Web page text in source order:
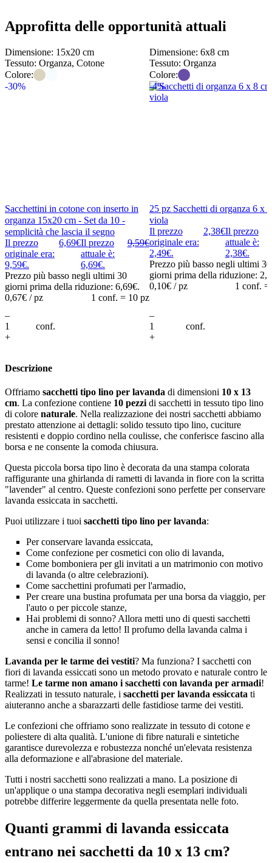
Approfitta delle opportunità attuali
Dimensione: 15x20 cm
Tessuto: Organza, Cotone
Colore:
-30%
Sacchettini in cotone con inserto in
organza 15x20 cm - Set da 10 -
semplicità che lascia il segno
9,59€
Il prezzo
originale era:
9,59€.
6,69€Il prezzo
attuale è:
6,69€.
Prezzo più basso negli ultimi 30
giorni prima della riduzione: 6,69€.
0,67€ / pz
1 conf. = 10 pz
–
conf.
+
Dimensione: 6x8 cm
Tessuto: Organza
Colore:
-4%
25 pz Sacchetti di organza 6 x
viola
Il prezzo
originale era:
2,49€.
2,38€Il prezzo
attuale è:
2,38€.
Prezzo più basso negli ultimi 30
giorni prima della riduzione:
0,10€ / pz 1 conf. =
–
conf.
+
Descrizione
Offriamo sacchetti tipo lino per lavanda di dimensioni 10 x 13
cm. La confezione contiene 10 pezzi di sacchetti in tessuto tipo lino
di colore naturale. Nella realizzazione dei nostri sacchetti abbiamo
prestato attenzione ai dettagli: solido tessuto tipo lino, cuciture
resistenti e doppio cordino nella coulisse, che conferisce fascino alla
borsa e ne consente la comoda chiusura.
Questa piccola borsa tipo lino è decorata da una stampa colorata
raffigurante una ghirlanda di rametti di lavanda in fiore con la scritta
"lavender" al centro. Queste confezioni sono perfette per conservare
lavanda essiccata in sacchetti.
Puoi utilizzare i tuoi sacchetti tipo lino per lavanda:
Per conservare lavanda essiccata,
Come confezione per cosmetici con olio di lavanda,
Come bomboniera per gli invitati a un matrimonio con motivo
di lavanda (o altre celebrazioni).
Come sacchettini profumati per l'armadio,
Per creare una bustina profumata per una borsa da viaggio, per
l'auto o per piccole stanze,
Hai problemi di sonno? Allora metti uno di questi sacchetti
anche in camera da letto! Il profumo della lavanda calma i
sensi e concilia il sonno!
Lavanda per le tarme dei vestiti? Ma funziona? I sacchetti con
fiori di lavanda essiccati sono un metodo provato e naturale contro le
tarme! Le tarme non amano i sacchetti con lavanda per armadi!
Realizzati in tessuto naturale, i sacchetti per lavanda essiccata ti
aiuteranno anche a sbarazzarti delle fastidiose tarme dei vestiti.
Le confezioni che offriamo sono realizzate in tessuto di cotone e
poliestere di alta qualità. L'unione di fibre naturali e sintetiche
garantisce durevolezza e robustezza nonché un'elevata resistenza
alla deformazione e all'abrasione del materiale.
Tutti i nostri sacchetti sono realizzati a mano. La posizione di
un'applique o una stampa decorativa negli esemplari individuali
potrebbe differire leggermente da quella presentata nelle foto.
Quanti grammi di lavanda essiccata
entrano nei sacchetti da 10 x 13 cm?